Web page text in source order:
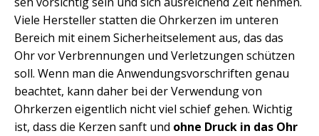
Viele Hersteller statten die Ohrkerzen im unteren
Bereich mit einem Sicherheitselement aus, das das
Ohr vor Verbrennungen und Verletzungen schützen
soll. Wenn man die Anwendungsvorschriften genau
beachtet, kann daher bei der Verwendung von
Ohrkerzen eigentlich nicht viel schief gehen. Wichtig
ist, dass die Kerzen sanft und ohne Druck in das Ohr